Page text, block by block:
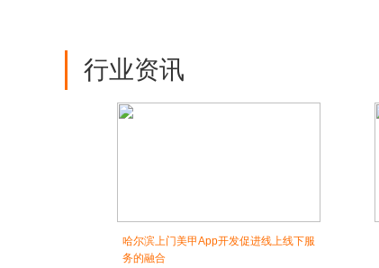
行业资讯
哈尔滨上门美甲App开发促进线上线下服
务的融合